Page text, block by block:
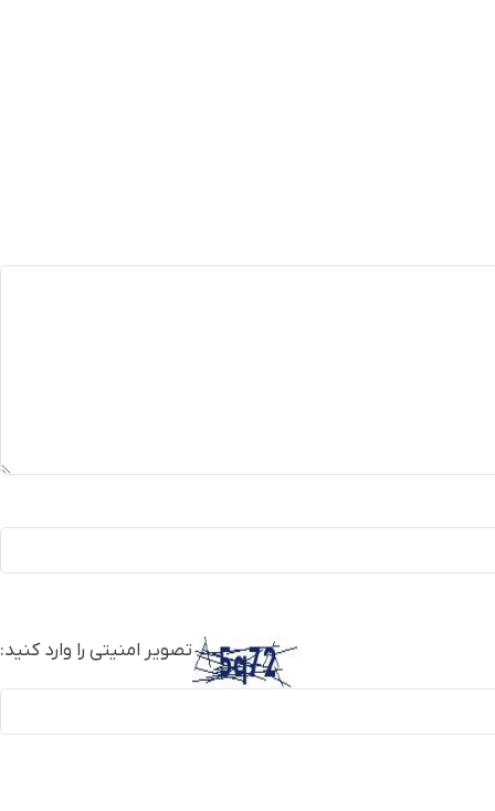
تصویر امنیتی را وارد کنید: